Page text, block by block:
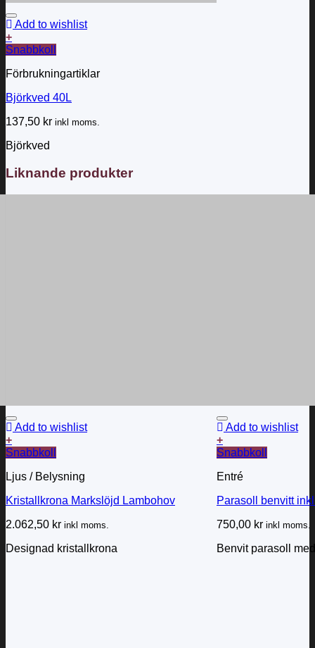
Add to wishlist
+
Snabbkoll
Förbrukningartiklar
Björkved 40L
137,50 kr inkl moms.
Björkved
Liknande produkter
Add to wishlist
+
Snabbkoll
Ljus / Belysning
Kristallkrona Markslöjd Lambohov
2.062,50 kr inkl moms.
Designad kristallkrona
Add to wishlist
+
Snabbkoll
Entré
Parasoll benvitt
750,00 kr inkl moms.
Benvit parasoll